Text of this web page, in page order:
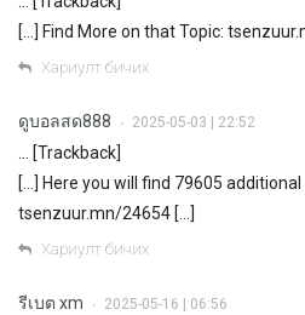
[…] Find More on that Topic:
Хариулт бичих
ดูบอลสด888 • 2025-05-03 | 22:52
… [Trackback]
[…] Here you will find 79605
tsenzuur.mn/24654 […]
Хариулт бичих
รีเบต xm • 2025-05-16 | 06:56